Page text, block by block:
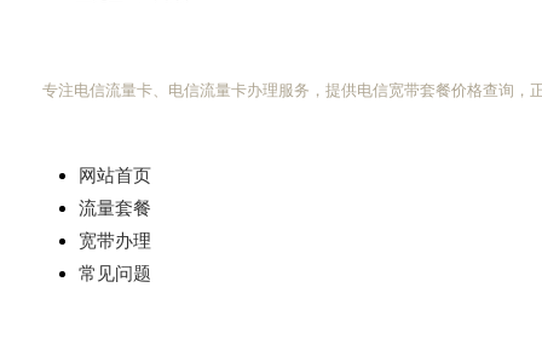
专注电信流量卡、电信流量卡办理服务，提供电信宽带套餐价格查询，
网站首页
流量套餐
宽带办理
常见问题